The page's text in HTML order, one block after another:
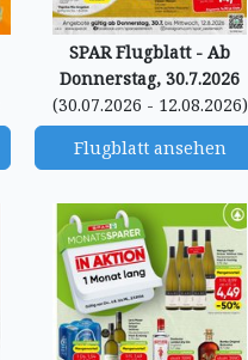
SPAR Flugblatt - Ab
Donnerstag, 30.7.2026
(30.07.2026 - 12.08.2026)
Flugblatt ansehen